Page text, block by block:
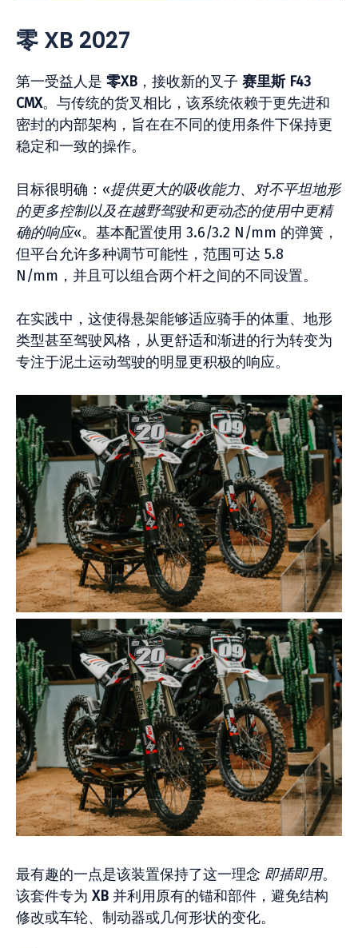
零 XB 2027
第一受益人是 零XB ，接收新的叉子 赛里斯 F43
CMX。与传统的货叉相比，该系统依赖于更先进和
密封的内部架构，旨在在不同的使用条件下保持更
稳定和一致的操作。
目标很明确：«提供更大的吸收能力、对不平坦地形
的更多控制以及在越野驾驶和更动态的使用中更精
确的响应«。基本配置使用 3.6/3.2 N/mm 的弹簧，
但平台允许多种调节可能性，范围可达 5.8
N/mm，并且可以组合两个杆之间的不同设置。
在实践中，这使得悬架能够适应骑手的体重、地形
类型甚至驾驶风格，从更舒适和渐进的行为转变为
专注于泥土运动驾驶的明显更积极的响应。
最有趣的一点是该装置保持了这一理念 即插即用。
该套件专为 XB 并利用原有的锚和部件，避免结构
修改或车轮、制动器或几何形状的变化。